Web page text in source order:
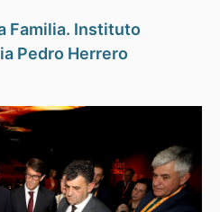
Familia. Instituto
Pedro Herrero